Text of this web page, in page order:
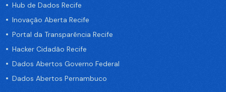
Hub de Dados Recife
Inovação Aberta Recife
Portal da Transparência Recife
Hacker Cidadão Recife
Dados Abertos Governo Federal
Dados Abertos Pernambuco